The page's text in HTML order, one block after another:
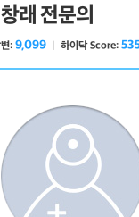
래 전문의
: 9,099 하이닥 Score: